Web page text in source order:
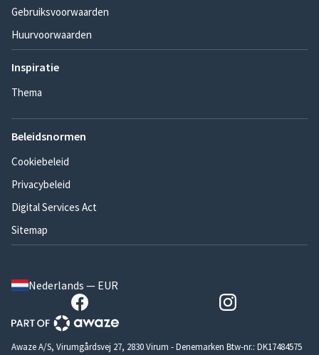
Gebruiksvoorwaarden
Huurvoorwaarden
Inspiratie
Thema
Beleidsnormen
Cookiebeleid
Privacybeleid
Digital Services Act
Sitemap
Nederlands — EUR
Awaze A/S, Virumgårdsvej 27, 2830 Virum - Denemarken Btw-nr.: DK17484575